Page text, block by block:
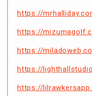
https://
https://
https://
https://
https://